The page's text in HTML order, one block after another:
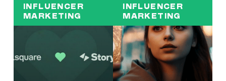
INFLUENCER
MARKETING
INFLUENCER
MARKETING